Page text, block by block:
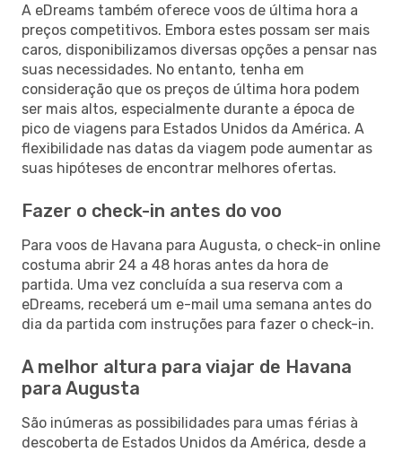
A eDreams também oferece voos de última hora a
preços competitivos. Embora estes possam ser mais
caros, disponibilizamos diversas opções a pensar nas
suas necessidades. No entanto, tenha em
consideração que os preços de última hora podem
ser mais altos, especialmente durante a época de
pico de viagens para Estados Unidos da América. A
flexibilidade nas datas da viagem pode aumentar as
suas hipóteses de encontrar melhores ofertas.
Fazer o check-in antes do voo
Para voos de Havana para Augusta, o check-in online
costuma abrir 24 a 48 horas antes da hora de
partida. Uma vez concluída a sua reserva com a
eDreams, receberá um e-mail uma semana antes do
dia da partida com instruções para fazer o check-in.
A melhor altura para viajar de Havana
para Augusta
São inúmeras as possibilidades para umas férias à
descoberta de Estados Unidos da América, desde a